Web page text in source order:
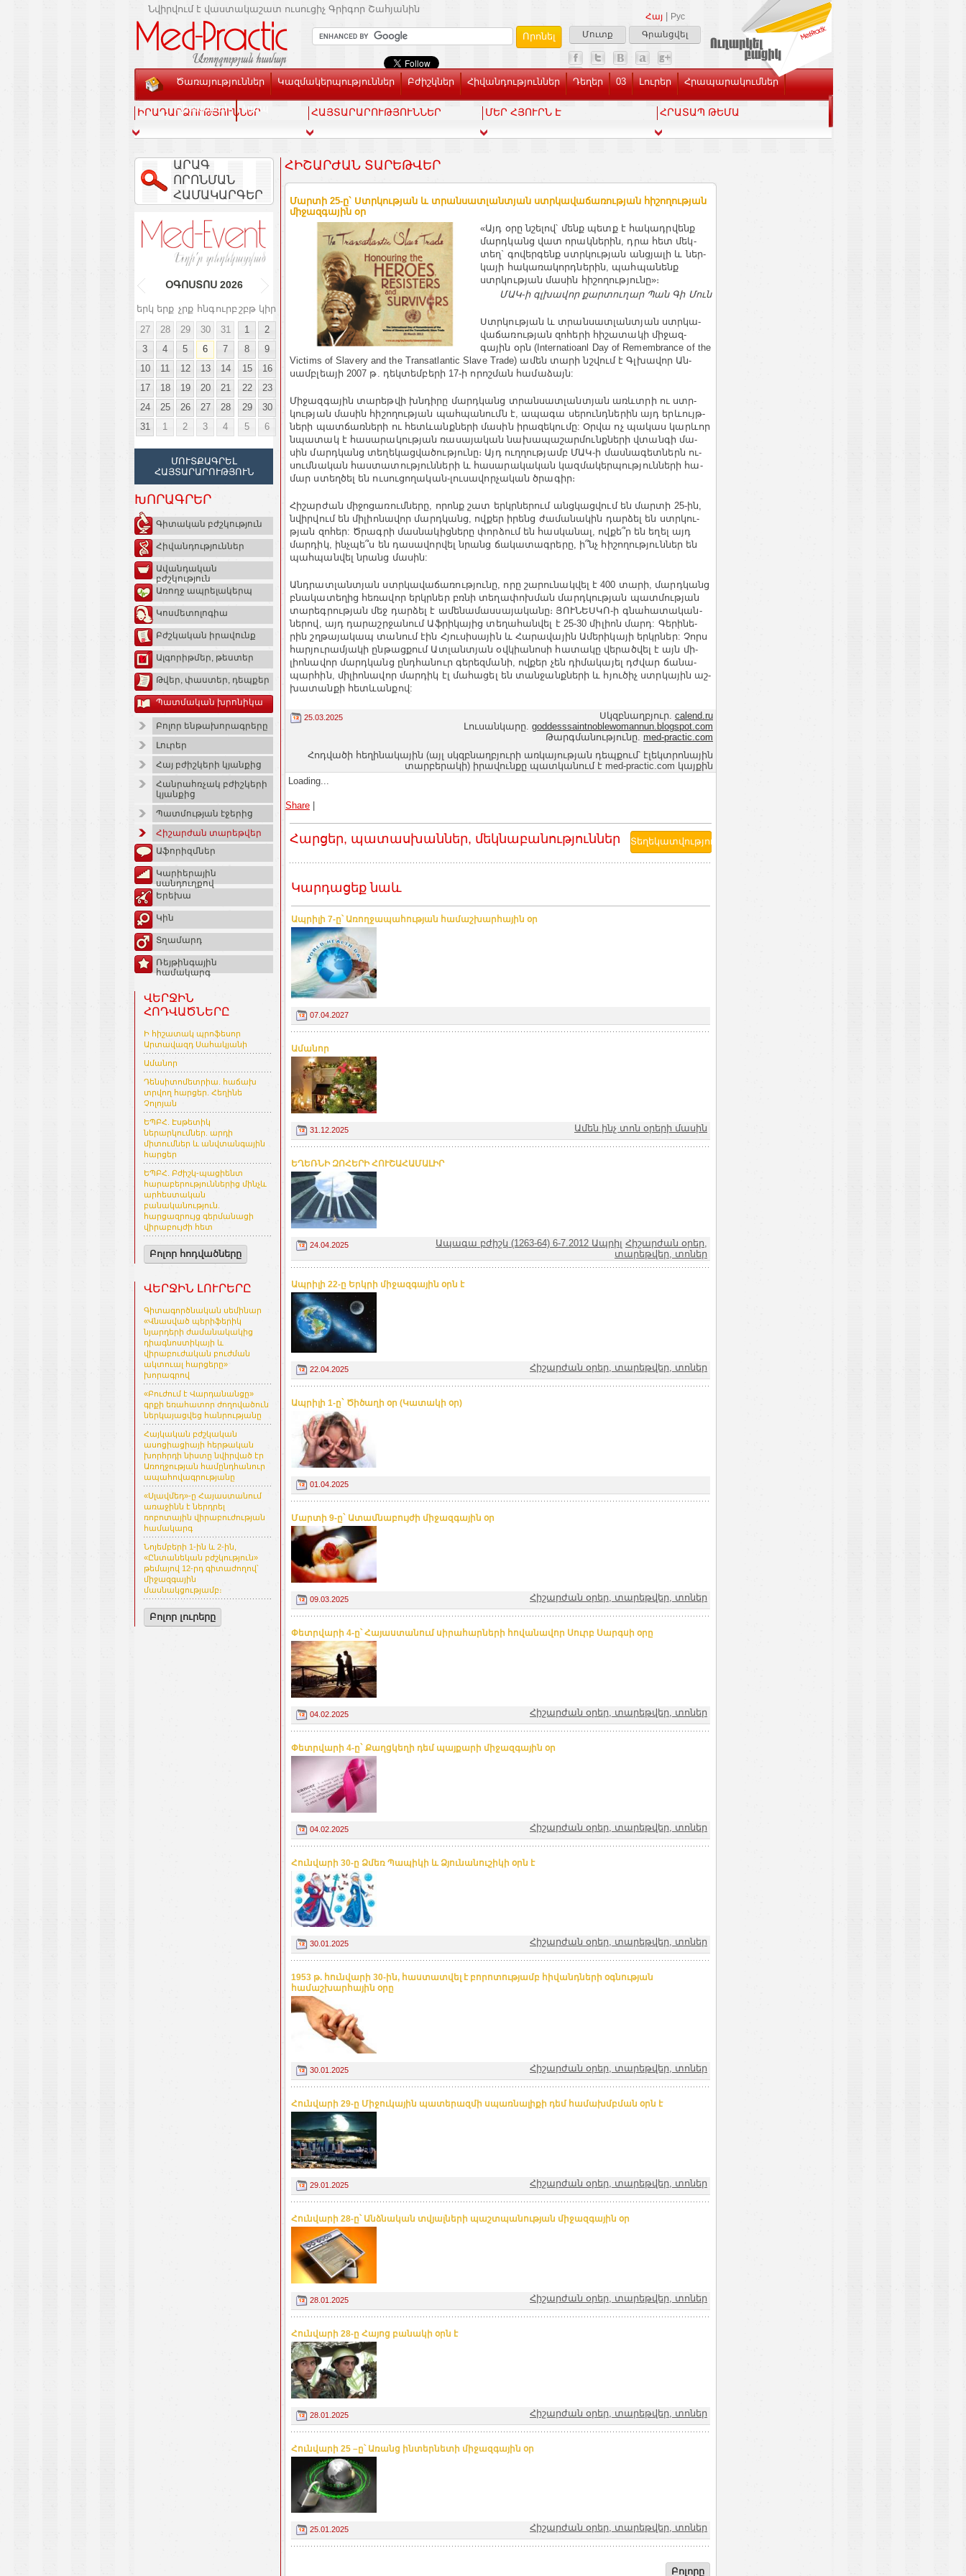
Հայ
Рус
Մուտք
Գրանցվել
Նվիրվում է վաստակաշատ ուսուցիչ Գրիգոր Շահյանին
Ծառայություններ Կազմակերպություններ Բժիշկներ Հիվանդություններ Դեղեր 03 Լուրեր Հրապարակումներ
Տեսասրահ Կապ
ԻՐԱԴԱՐՁՈՒԹՅՈՒՆՆԵՐ ՀԱՅՏԱՐԱՐՈՒԹՅՈՒՆՆԵՐ ՄԵՐ ՀՅՈՒՐՆ Է ՀՐԱՏԱՊ ԹԵՄԱ
ԱՐԱԳ
ՈՐՈՆՄԱՆ
ՀԱՄԱԿԱՐԳԵՐ
ՕԳՈՍՏՈՍ 2026
երկ երք չրք հնգուրբ շբթ կիր
27
28 29 30 31 1
2
3
4 5 6 7 8
9
10
11 12 13 14 15
16
17
18 19 20 21 22
23
24
25 26 27 28 29
30
31
1 2 3 4 5 6
ՄՈՒՏՔԱԳՐԵԼ
ՀԱՅՏԱՐԱՐՈՒԹՅՈՒՆ
ԽՈՐԱԳՐԵՐ
Գիտական բժշկություն
Հիվանդություններ
Ավանդական
բժշկություն
Առողջ ապրելակերպ
Կոսմետոլոգիա
Բժշկական իրավունք
Ալգորիթմեր, թեստեր
Թվեր, փաստեր, դեպքեր
Պատմական խրոնիկա
Բոլոր ենթախորագրերը
Լուրեր
Հայ բժիշկերի կյանքից
Հանրահռչակ բժիշկերի
կյանքից
Պատմության էջերից
Հիշարժան տարեթվեր
Աֆորիզմներ
Կարիերային
սանդուղքով
Երեխա
Կին
Տղամարդ
Ռեյթինգային
համակարգ
ՎԵՐՋԻՆ
ՀՈԴՎԱԾՆԵՐԸ
Ի հիշատակ պրոֆեսոր
Արտավազդ Սահակյանի
Ամանոր
Դենսիտոմետրիա. հաճախ
տրվող հարցեր. Հեղինե
Չոլոյան
ԵՊԲՀ. Էսթետիկ
ներարկումներ. արդի
միտումներ և անվտանգային
հարցեր
ԵՊԲՀ. Բժիշկ-պացիենտ
հարաբերություններից մինչև
արհեստական
բանականություն.
հարցազրույց գերմանացի
վիրաբույժի հետ
Բոլոր հոդվածները
ՎԵՐՋԻՆ ԼՈՒՐԵՐԸ
Գիտագործնական սեմինար
«Վնասված պերիֆերիկ
նյարդերի ժամանակակից
դիագնոստիկայի և
վիրաբուժական բուժման
ակտուալ հարցերը»
խորագրով
«Բուժում է Վարդանանցը»
գրքի եռահատոր ժողովածուն
ներկայացվեց հանրությանը
Հայկական բժշկական
ասոցիացիայի հերթական
խորհրդի նիստը նվիրված էր
Առողջության համընդհանուր
ապահովագրությանը
«Սլավմեդ»-ը Հայաստանում
առաջինն է ներդրել
ռոբոտային վիրաբուժության
համակարգ
Նոյեմբերի 1-ին և 2-ին,
«Ընտանեկան բժշկություն»
թեմայով 12-րդ գիտաժողով՝
միջազգային
մասնակցությամբ։
Բոլոր լուրերը
ՀԻՇԱՐԺԱՆ ՏԱՐԵԹՎԵՐ
Մարտի 25­-ը` Ստրկության և տրանսատլանտյան ստրկավաճառության հիշողության
միջազգային օր
­
«Այդ օրը նշե­լով՝ մենք պետք է հա­կադր­վենք
մարդ­կանց վատ որակ­նե­րին, դրա հետ մեկ­
տեղ` գո­վեր­գենք ստր­կու­թյան ան­ցյա­լի և ներ­
կայի հա­կա­ռա­կորդ­նե­րին, պահպանենք
ստրկության մասին հիշողությունը»։
ՄԱԿ­-ի գլ­խա­վոր քար­տու­ղար Պան Գի Մուն
Ստր­կու­թյան և տրան­սատ­լան­տյան ստր­կա­
վա­ճա­ռու­թյան զո­հե­րի հի­շա­տա­կի մի­ջազ­
գային օրն (Internatioanl Day of Remembrance of the
Victims of Slavery and the Transatlantic Slave Trade) ամեն տա­րի նշ­վում է Գլ­խա­վոր Ան­
սամբ­լեայի 2007 թ. դեկ­տեմ­բե­րի 17­-ի որոշ­ման հա­մա­ձայն:
Մի­ջազ­գային տա­րեթ­վի խն­դի­րը մարդ­կանց տրան­սատ­լան­տյան առևտ­րի ու ստր­
կու­թյան մա­սին հի­շո­ղու­թյան պահ­պա­նումն է, ապա­գա սե­րունդ­նե­րին այդ եր­ևույթ­
նե­րի պատ­ճառ­նե­րի ու հետ­ևանք­նե­րի մա­սին իրա­զե­կու­մը: Օր­վա ոչ պա­կաս կար­ևոր
նպա­տակ է հա­սա­րա­կու­թյան ռա­սա­յա­կան նա­խա­պա­շար­մունք­նե­րի վտան­գի մա­
սին մարդ­կանց տե­ղե­կաց­վա­ծու­թյու­նը։ Այդ ուղ­ղու­թյամբ ՄԱԿ­-ի մաս­նա­գետ­ներն ու­
սում­նա­կան հաս­տա­տու­թյուն­նե­րի և հա­սա­րա­կա­կան կազ­մա­կեր­պու­թյուն­նե­րի հա­
մար ստեղ­ծել են ու­սու­ցո­ղա­կան-լու­սա­վոր­չա­կան ծրա­գիր։
Հի­շար­ժան մի­ջո­ցա­ռում­նե­րը, որոնք շատ երկր­նե­րում ան­ցկաց­վում են մար­տի 25­-ի­ն,
նվիր­վում են մի­լիոնա­վոր մարդ­կանց, ով­քեր իրենց ժա­մա­նա­կին դար­ձել են ստր­կու­
թյան զո­հեր: Ծրագ­րի մաս­նա­կից­նե­րը փոր­ձում են հաս­կա­նալ, ով­քե՞ր են եղել այդ
մար­դիկ, ինչ­պե՞ս են դա­սա­վոր­վել նրանց ճա­կա­տագ­րե­րը, ի՞նչ հի­շո­ղու­թյուն­ներ են
պահ­պան­վել նրանց մա­սին:
Անդ­րատ­լան­տյան ստր­կա­վա­ճա­ռու­թյու­նը, որը շա­րու­նակ­վել է 400 տա­րի, մարդ­կանց
բնա­կա­տե­ղից հե­ռա­վոր երկր­ներ բռ­նի տե­ղա­փո­խ­ման մարդ­կու­թյան պատ­մու­թյան
տարեգրության մեջ դար­ձել է ամե­նա­մաս­սա­յա­կա­նը։ ՅՈՒ­ՆԵՍ­ԿՈ­-ի գնա­հա­տա­կան­
նե­րով, այդ դա­րաշր­ջա­նում Աֆ­րի­կայից տե­ղա­հան­վել է 25-30 մի­լիոն մարդ: Գե­րի­նե­
րին շղ­թա­յա­կապ տա­նում էին Հյու­սի­սային և Հա­րա­վային Ամե­րի­կայի երկր­ներ: Չորս
հա­րյու­րա­մյա­կի ըն­թաց­քում Ատ­լան­տյան օվ­կիանո­սի հա­տա­կը վե­րած­վել է այն մի­
լիոնա­վոր մարդ­կանց ընդ­հա­նուր գե­րեզ­մա­նի, ով­քեր չեն դի­մա­կայել դժ­վար ճա­նա­
պար­հին, մի­լիոնա­վոր մար­դիկ էլ մա­հա­ցել են տան­ջանք­նե­րի և հյու­ծիչ ստր­կային աշ­
խա­տան­քի հետ­ևան­քով:
25.03.2025 Սկզբնաղբյուր. calend.ru
Լուսանկարը. goddesssaintnoblewomannun.blogspot.com
Թարգմանությունը. med-practic.com
Հոդվածի հեղինակային (այլ սկզբնաղբյուրի առկայության դեպքում՝ էլեկտրոնային
տարբերակի) իրավունքը պատկանում է med-practic.com կայքին
Loading...
Share
Հարցեր, պատասխաններ, մեկնաբանություններ
Կարդացեք նաև
Ապրիլի 7-ը՝ Առողջապահության համաշխարհային օր
07.04.2027
Ամանոր
31.12.2025 Ամեն ինչ տոն օրերի մասին
ԵՂԵՌՆԻ ԶՈՀԵՐԻ ՀՈՒՇԱՀԱՄԱԼԻՐ
24.04.2025 Ապագա բժիշկ (1263-64) 6-7.2012 Ապրիլ Հիշարժան օրեր,
տարեթվեր, տոներ
Ապրիլի 22-ը Երկրի միջազգային օրն է
22.04.2025 Հիշարժան օրեր, տարեթվեր, տոներ
Ապրիլի 1-ը` Ծիծաղի օր (Կատակի օր)
01.04.2025
Մարտի 9-ը` Ատամնաբույժի միջազգային օր
09.03.2025 Հիշարժան օրեր, տարեթվեր, տոներ
Փետրվարի 4-ը՝ Հայաստանում սիրահարների հովանավոր Սուրբ Սարգսի օրը
04.02.2025 Հիշարժան օրեր, տարեթվեր, տոներ
Փետրվարի 4-ը` Քաղցկեղի դեմ պայքարի միջազգային օր
04.02.2025 Հիշարժան օրեր, տարեթվեր, տոներ
Հունվարի 30-ը Ձմեռ Պապիկի և Ձյունանուշիկի օրն է
30.01.2025 Հիշարժան օրեր, տարեթվեր, տոներ
1953 թ. հունվարի 30-ին, հաստատվել է բորոտությամբ հիվանդների օգնության
համաշխարհային օրը
30.01.2025 Հիշարժան օրեր, տարեթվեր, տոներ
Հունվարի 29-ը Միջուկային պատերազմի սպառնալիքի դեմ համախմբման օրն է
29.01.2025 Հիշարժան օրեր, տարեթվեր, տոներ
Հունվարի 28-ը՝ Անձնական տվյալների պաշտպանության միջազգային օր
28.01.2025 Հիշարժան օրեր, տարեթվեր, տոներ
Հունվարի 28-ը Հայոց բանակի օրն է
28.01.2025 Հիշարժան օրեր, տարեթվեր, տոներ
Հունվարի 25 –ը՝ Առանց ինտերնետի միջազգային օր
25.01.2025 Հիշարժան օրեր, տարեթվեր, տոներ
Բոլորը